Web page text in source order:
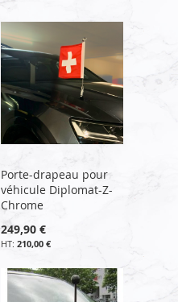
Porte-drapeau pour
véhicule Diplomat-Z-
Chrome
249,90 €
210,00 €